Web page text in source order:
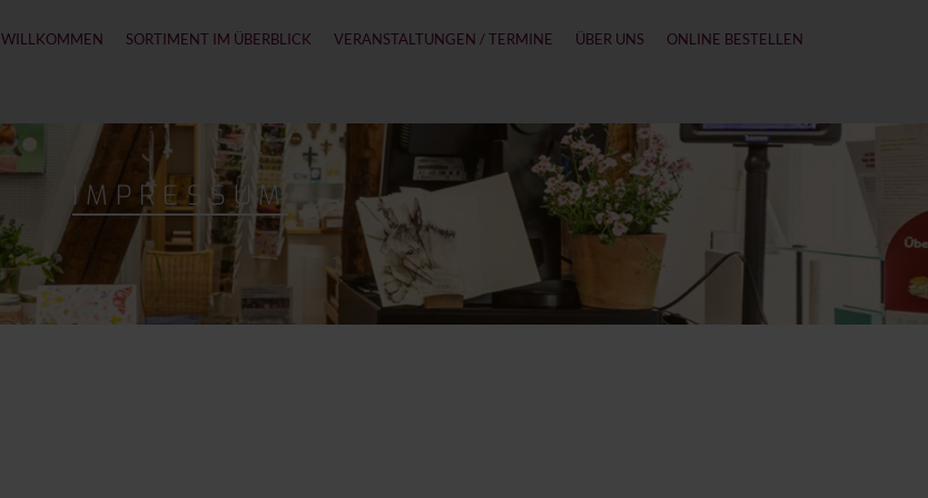
WILLKOMMEN SORTIMENT IM ÜBERBLICK VERANSTALTUNGEN / TERMINE ÜBER UNS ONLINE BESTELLEN
IMPRESSUM